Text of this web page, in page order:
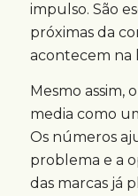
impulso. São
próximas da
acontecem na
Mesmo assim,
media como
Os números
problema e a
das marcas já